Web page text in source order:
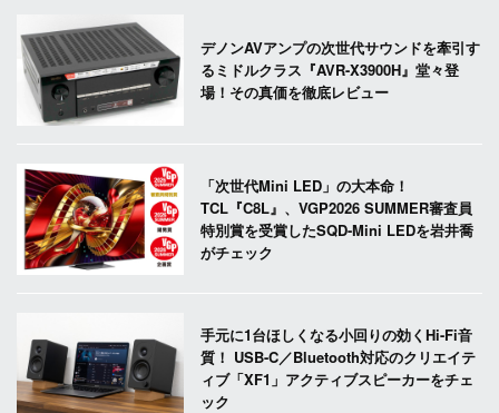
デノンAVアンプの次世代サウンドを牽引す
るミドルクラス『AVR-X3900H』堂々登
場！その真価を徹底レビュー
「次世代Mini LED」の大本命！
TCL『C8L』、VGP2026 SUMMER審査員
特別賞を受賞したSQD-Mini LEDを岩井喬
がチェック
手元に1台ほしくなる小回りの効くHi-Fi音
質！ USB-C／Bluetooth対応のクリエイテ
ィブ「XF1」アクティブスピーカーをチェ
ック